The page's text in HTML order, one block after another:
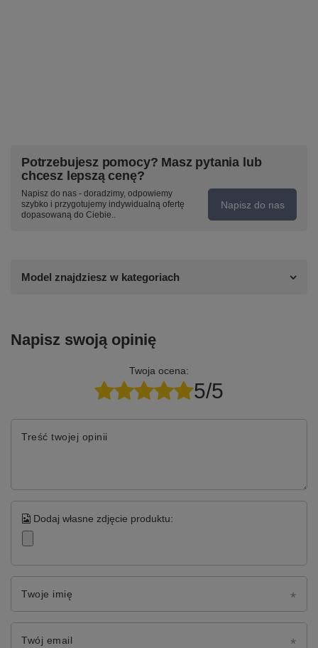
Potrzebujesz pomocy? Masz pytania lub
chcesz lepszą cenę?
Napisz do nas - doradzimy, odpowiemy
szybko i przygotujemy indywidualną ofertę
dopasowaną do Ciebie..
Napisz do nas
Model znajdziesz w kategoriach
Napisz swoją opinię
Twoja ocena:
5/5
Treść twojej opinii
Dodaj własne zdjęcie produktu:
Twoje imię
Twój email